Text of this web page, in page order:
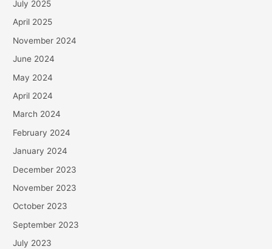
July 2025
April 2025
November 2024
June 2024
May 2024
April 2024
March 2024
February 2024
January 2024
December 2023
November 2023
October 2023
September 2023
July 2023